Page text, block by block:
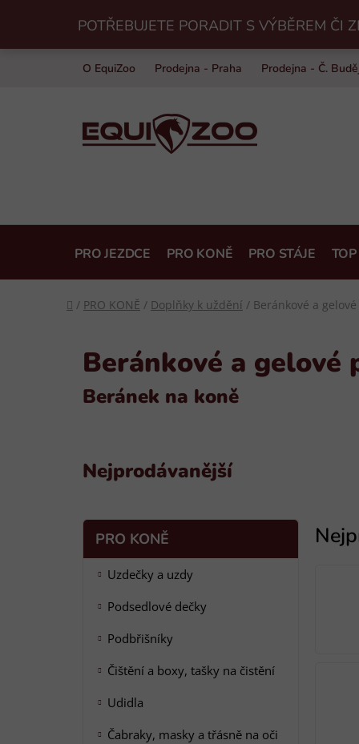
obsah
POTŘEBUJETE PORADIT S VÝBĚREM ČI
O EquiZoo Prodejna - Praha Prodejna - Č.
PRO JEZDCE PRO KONĚ PRO STÁJE
Domů
/ PRO KONĚ / Doplňky k uždění / Beránkové a
Beránkové a gelové
Beránek na koně
Nejprodávanější
P
K
t
PRO KONĚ
Uzdečky a uzdy
Podsedlové dečky
Podbřišníky
Čištění a boxy, tašky na čistění
Udidla
Čabraky, masky a třásně na oči